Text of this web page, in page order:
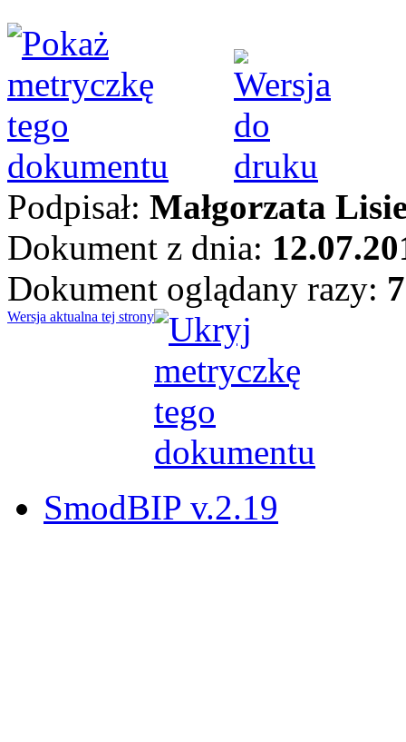
Podpisał: Małgorzata
Dokument z dnia:
Dokument oglądany razy:
Wersja aktualna tej strony
SmodBIP v.2.19